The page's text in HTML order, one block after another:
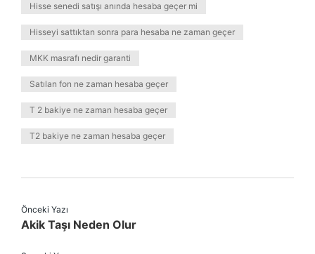
Hisse senedi satışı anında hesaba geçer mi
Hisseyi sattıktan sonra para hesaba ne zaman geçer
MKK masrafı nedir garanti
Satılan fon ne zaman hesaba geçer
T 2 bakiye ne zaman hesaba geçer
T2 bakiye ne zaman hesaba geçer
Önceki Yazı
Akik Taşı Neden Olur